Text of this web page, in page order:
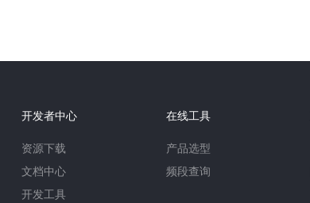
开发者中心
资源下载
文档中心
开发工具
在线工具
产品选型
频段查询